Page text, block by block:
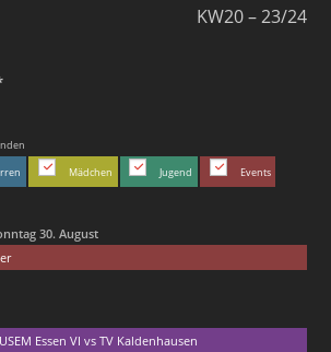
KW20 – 23/24
Mädchen Jugend Events
30. August
Essen VI vs TV Kaldenhausen